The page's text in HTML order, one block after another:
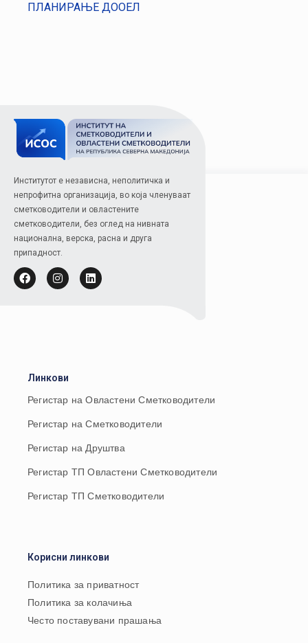
ПЛАНИРАЊЕ ДООЕЛ
Институтот е независна, неполитичка и
непрофитна организација, во која членуваат
сметководители и овластените
сметководители, без оглед на нивната
национална, верска, расна и друга
припадност.
Линкови
Регистар на Овластени Сметководители
Регистар на Сметководители
Регистар на Друштва
Регистар ТП Овластени Сметководители
Регистар ТП Сметководители
Корисни линкови
Политика за приватност
Политика за колачиња
Често поставувани прашања